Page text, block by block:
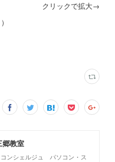
クリックで拡大→
郷教室
ンシェルジュ パソコン・ス